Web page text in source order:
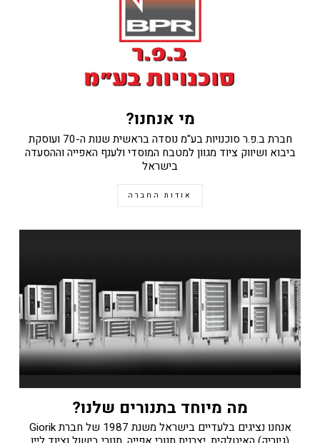
מי אנחנו?
חברת ב.פ.ר סוכנויות בע"מ נוסדה בראשית שנות ה-70 ועוסקת
ביבוא ושיווק ציוד מגוון למטבח המוסדי ולענף האפייה וההסעדה
בישראל
אודות החברה
מה מיוחד בתנורים שלנו?
אנחנו נציגים בלעדיים בישראל משנת 1987 של חברת Giorik